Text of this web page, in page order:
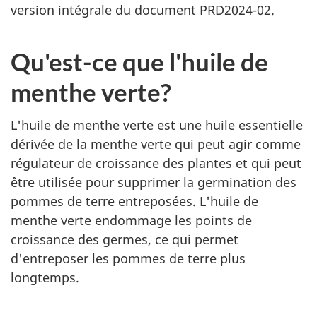
version intégrale du document PRD2024-02.
Qu'est-ce que l'huile de
menthe verte?
L'huile de menthe verte est une huile essentielle
dérivée de la menthe verte qui peut agir comme
régulateur de croissance des plantes et qui peut
être utilisée pour supprimer la germination des
pommes de terre entreposées. L'huile de
menthe verte endommage les points de
croissance des germes, ce qui permet
d'entreposer les pommes de terre plus
longtemps.